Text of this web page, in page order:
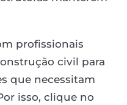
profissionais
civil para
que necessitam
isso, clique no